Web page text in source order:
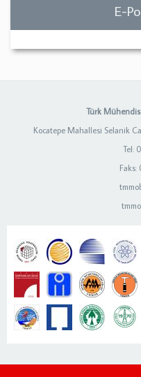
E-
Türk
Kocatepe Mahallesi Selanik
Tel:
Faks: